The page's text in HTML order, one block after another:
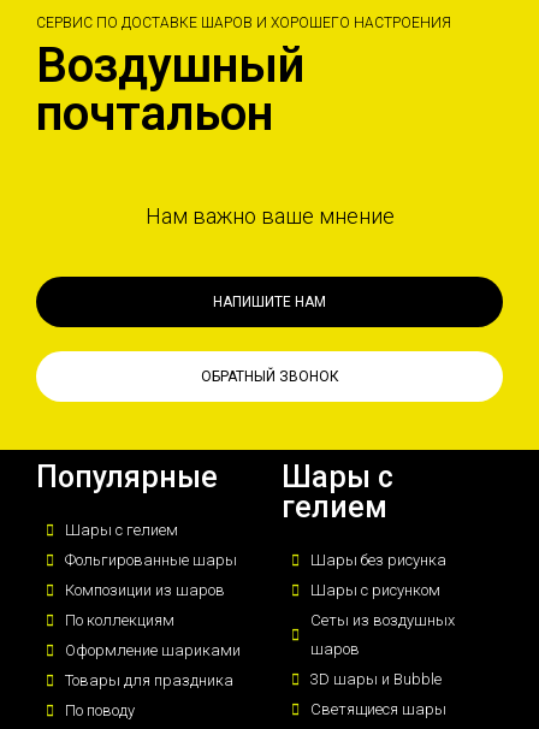
СЕРВИС ПО ДОСТАВКЕ ШАРОВ И ХОРОШЕГО НАСТРОЕНИЯ
Воздушный
почтальон
Нам важно ваше мнение
НАПИШИТЕ НАМ
ОБРАТНЫЙ ЗВОНОК
Популярные
Шары с гелием
Фольгированные шары
Композиции из шаров
По коллекциям
Оформление шариками
Товары для праздника
По поводу
Шары с
гелием
Шары без рисунка
Шары с рисунком
Сеты из воздушных
шаров
3D шары и Bubble
Светящиеся шары